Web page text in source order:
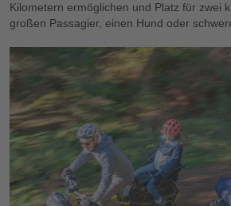
Kilometern ermöglichen und Platz für zwei
großen Passagier, einen Hund oder